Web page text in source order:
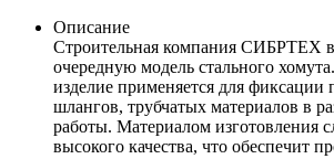
Описание
Строительная компания СИБРТЕХ
очередную модель стального
изделие применяется для фиксации
шлангов, трубчатых материалов в
работы. Материалом изготовления
высокого качества, что обеспечит